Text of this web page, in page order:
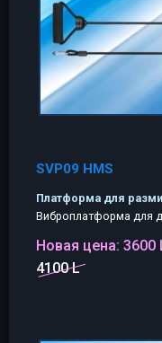
SVP09 HMS
Платформа для
Виброплатформа для
Новая цена: 3600
4100 L